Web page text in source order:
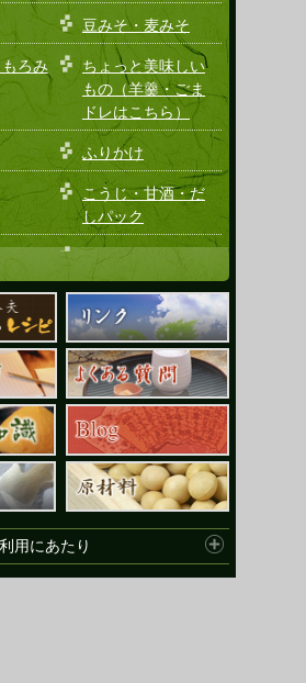
豆みそ・麦みそ
ろみ
ちょっと美味しい
もの（羊羹・ごま
ドレはこちら）
ふりかけ
こうじ・甘酒・だ
しパック
用にあたり